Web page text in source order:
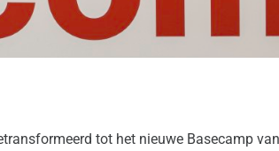
tot het nieuwe Basecamp